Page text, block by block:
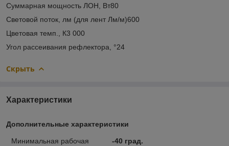
Суммарная мощность ЛОН, Вт80
Световой поток, лм (для лент Лм/м)600
Цветовая темп., К3 000
Угол рассеивания рефлектора, °24
Скрыть
Характеристики
Дополнительные характеристики
Минимальная рабочая
-40 град.